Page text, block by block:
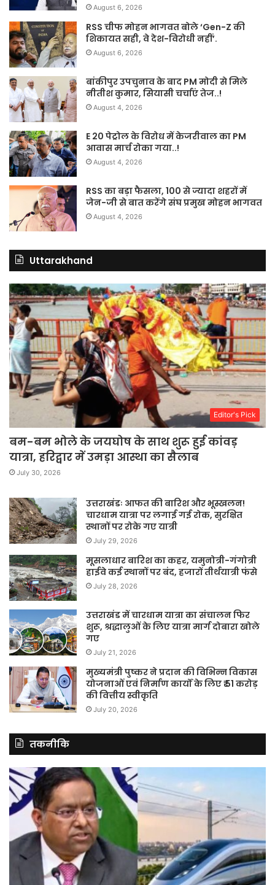
August 6, 2026
RSS चीफ मोहन भागवत बोले ‘Gen-Z की
शिकायत सही, वे देश-विरोधी नहीं’.
August 6, 2026
बांकीपुर उपचुनाव के बाद PM मोदी से मिले
नीतीश कुमार, सियासी चर्चाएं तेज..!
August 4, 2026
E 20 पेट्रोल के विरोध में केजरीवाल का PM
आवास मार्च रोका गया..!
August 4, 2026
RSS का बड़ा फैसला, 100 से ज्यादा शहरों में
जेन-जी से बात करेंगे संघ प्रमुख मोहन भागवत
August 4, 2026
Uttarakhand
Editor's Pick
बम-बम भोले के जयघोष के साथ शुरू हुई कांवड़
यात्रा, हरिद्वार में उमड़ा आस्था का सैलाब
July 30, 2026
उत्तराखंडः आफत की बारिश और भूस्खलन!
चारधाम यात्रा पर लगाई गई रोक, सुरक्षित
स्थानों पर रोके गए यात्री
July 29, 2026
मूसलाधार बारिश का कहर, यमुनोत्री-गंगोत्री
हाईवे कई स्थानों पर बंद, हजारों तीर्थयात्री फंसे
July 28, 2026
उत्तराखंड में चारधाम यात्रा का संचालन फिर
शुरू, श्रद्धालुओं के लिए यात्रा मार्ग दोबारा खोले
गए
July 21, 2026
मुख्यमंत्री पुष्कर ने प्रदान की विभिन्न विकास
योजनाओं एवं निर्माण कार्यों के लिए ₹ 51 करोड़
की वित्तीय स्वीकृति
July 20, 2026
तकनीकि